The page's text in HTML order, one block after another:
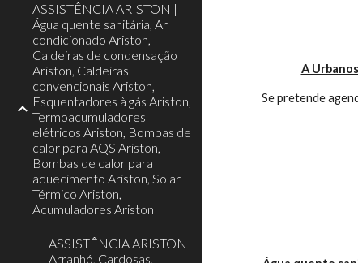
ASSISTÊNCIA ARISTON |
Água quente sanitária, Ar
condicionado Ariston,
Caldeiras de condensação
Ariston, Caldeiras
convencionais Ariston,
Esquentadores à gás Ariston,
Termoacumuladores
elétricos Ariston, Bombas de
calor para AQS Ariston,
Bombas de calor para
aquecimento Ariston, Solar
Térmico Ariston,
Acumuladores Ariston
ASSISTÊNCIA ARISTON
Arranhó, Cardosas,
A
Se pretende